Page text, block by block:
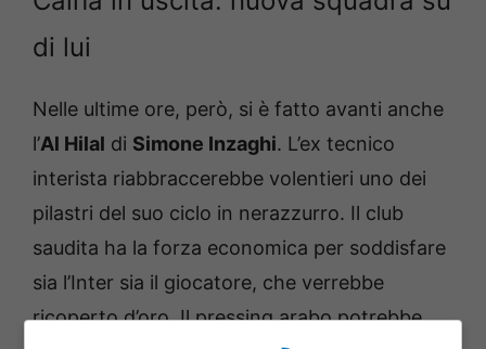
di lui
Nelle ultime ore, però, si è fatto avanti anche
l’Al Hilal di Simone Inzaghi. L’ex tecnico
interista riabbraccerebbe volentieri uno dei
pilastri del suo ciclo in nerazzurro. Il club
saudita ha la forza economica per soddisfare
sia l’Inter sia il giocatore, che verrebbe
ricoperto d’oro. Il pressing arabo potrebbe